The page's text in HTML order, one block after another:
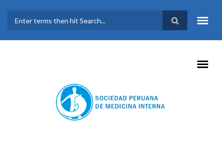
FORMULARIO DE
BÚSQUEDA